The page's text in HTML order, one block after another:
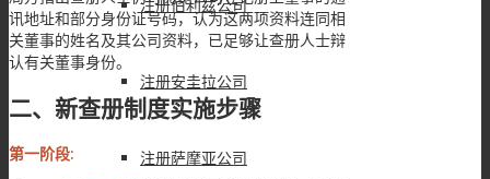
注册伯利兹公司
注册安圭拉公司
注册萨摩亚公司
讯地址和部分身份证号码，认为这两项资料连同相
关董事的姓名及其公司资料，已足够让查册人士辩
认有关董事身份。
二、新查册制度实施步骤
第一阶段: